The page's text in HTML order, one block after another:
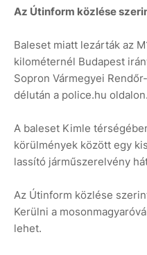
Az Útinform közlése
Baleset miatt lezárták az
kilométernél Budapest
Sopron Vármegyei
délután a police.hu oldalon.
A baleset Kimle
körülmények között egy
lassító járműszerelvény
Az Útinform közlése
Kerülni a
lehet.